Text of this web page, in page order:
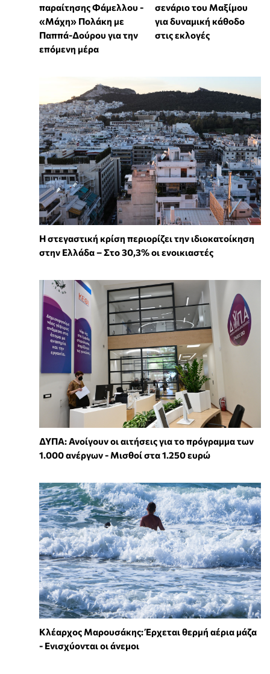
παραίτησης Φάμελλου -
«Μάχη» Πολάκη με
Παππά-Δούρου για την
επόμενη μέρα
σενάριο του Μαξίμου
για δυναμική κάθοδο
στις εκλογές
Η στεγαστική κρίση περιορίζει την ιδιοκατοίκηση
στην Ελλάδα – Στο 30,3% οι ενοικιαστές
ΔΥΠΑ: Ανοίγουν οι αιτήσεις για το πρόγραμμα των
1.000 ανέργων - Μισθοί στα 1.250 ευρώ
Κλέαρχος Μαρουσάκης: Έρχεται θερμή αέρια μάζα
- Ενισχύονται οι άνεμοι